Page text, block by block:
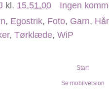
kl. 15.51.00
Ingen
, Egostrik, Foto, Garn,
, Tørklæde, WiP
Start
Se mobilversion